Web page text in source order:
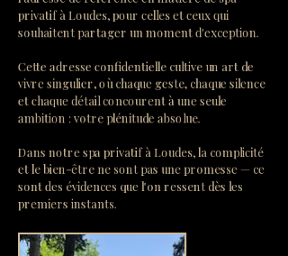
privatif à Loudes, pour celles et ceux qui
souhaitent partager un moment d'exception.
Cette adresse confidentielle cultive un art de
vivre singulier, où chaque geste, chaque silence
et chaque détail concourent à une seule
ambition : votre plénitude absolue.
Dans notre spa privatif à Loudes, la complicité
et le bien-être ne sont pas une promesse — ce
sont des évidences que l'on ressent dès les
premiers instants.